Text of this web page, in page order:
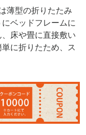
薄型の折りたたみ
ベッドフレームに
床や畳に直接敷い
に折りたため、ス